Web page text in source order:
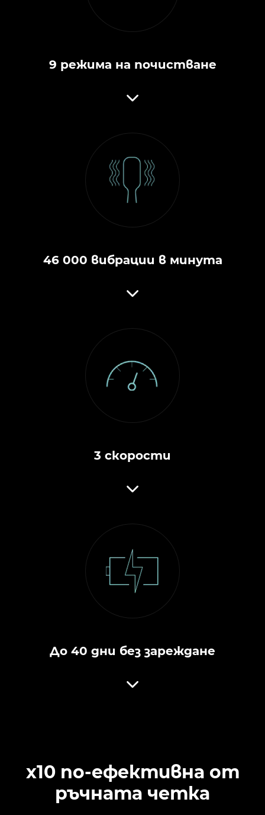
9 режима на почистване
46 000 вибрации в минута
3 скорости
До 40 дни без зареждане
x10 по-ефективна от
ръчната четка